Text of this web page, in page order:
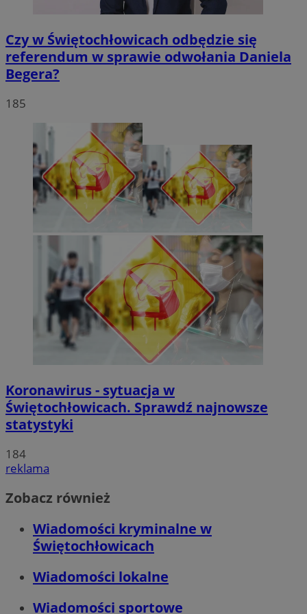
Czy w Świętochłowicach odbędzie się
referendum w sprawie odwołania Daniela
Begera?
185
Koronawirus - sytuacja w
Świętochłowicach. Sprawdź najnowsze
statystyki
184
reklama
Zobacz również
Wiadomości kryminalne w
Świętochłowicach
Wiadomości lokalne
Wiadomości sportowe